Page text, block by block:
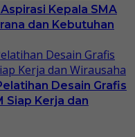
Kepala SMA
dan Kebutuhan
Desain Grafis
Siap Kerja dan